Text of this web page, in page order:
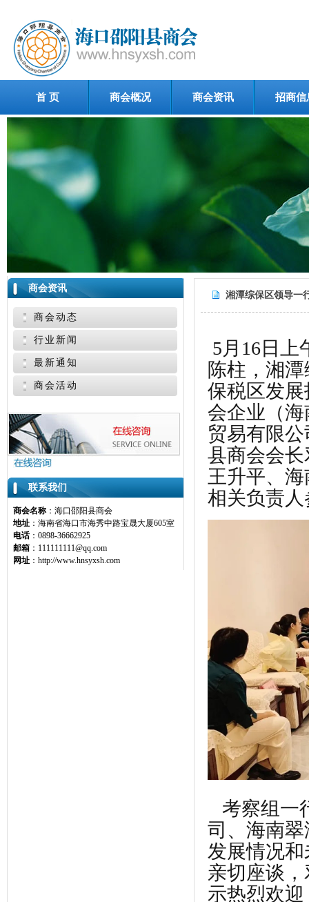
首 页 商会概况 商会资讯 招商信
湘潭综保区领导一
5月 16日上
陈柱，湘
保税区发
会企业（
贸易有限
县商会会
王升平、
相关负责
考察组一
司、海南
发展情况
亲切座谈
示热烈欢
商会资讯
商会动态
行业新闻
最新通知
商会活动
联系我们
商会名称 ：海口邵阳县商会
地址 ：海南省海口市海秀中路宝晟大厦605室
电话：0898-36662925
邮箱 ：111111111@qq.com
网址 ：http://www.hnsyxsh.com